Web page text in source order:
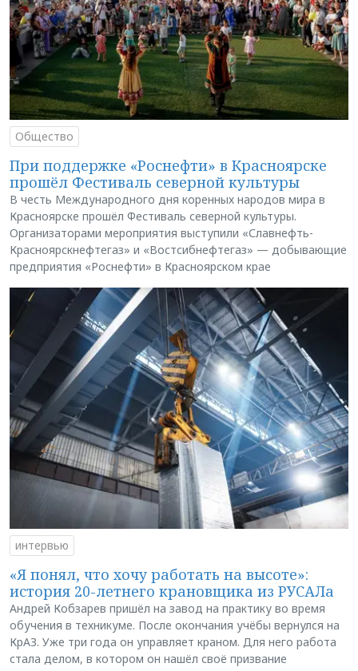
Общество
При поддержке «Роснефти» в Красноярске
прошёл Фестиваль северной культуры
В честь Международного дня коренных народов мира в
Красноярске прошёл Фестиваль северной культуры.
Организаторами мероприятия выступили «Славнефть-
Красноярскнефтегаз» и «Востсибнефтегаз» — добывающие
предприятия «Роснефти» в Красноярском крае
интервью
«Я понял, что хочу работать на высоте»:
история 20-летнего крановщика из РУСАЛа
Андрей Кобзарев пришёл на завод на практику во время
обучения в техникуме. После окончания учёбы вернулся на
КрАЗ. Уже три года он управляет краном. Для него работа
стала делом, в котором он нашёл своё призвание